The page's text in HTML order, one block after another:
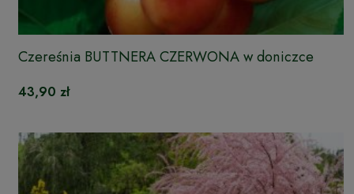
Czereśnia BUTTNERA CZERWONA w doniczce
43,90 zł